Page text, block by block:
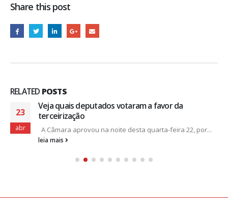
Share this post
RELATED POSTS
23
abr
Veja quais deputados votaram a favor da
terceirização
A Câmara aprovou na noite desta quarta-feira 22, por...
leia mais